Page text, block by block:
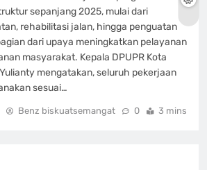
sepanjang 2025, mulai dari
rehabilitasi jalan, hingga penguatan
dari upaya meningkatkan pelayanan
masyarakat. Kepala DPUPR Kota
mengatakan, seluruh pekerjaan
sesuai…
Benz biskuatsemangat 0 3 mins